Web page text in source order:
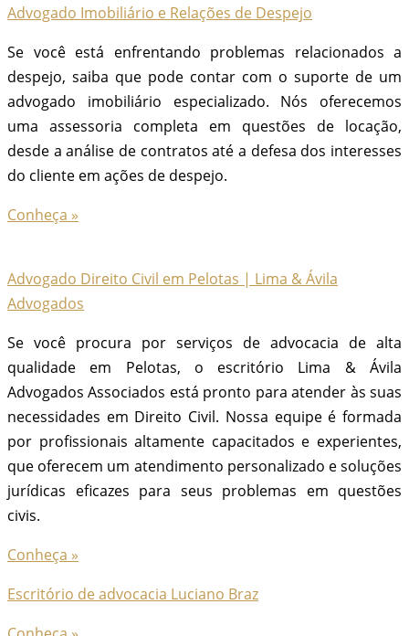
Advogado Imobiliário e Relações de Despejo
Se você está enfrentando problemas relacionados a
despejo, saiba que pode contar com o suporte de um
advogado imobiliário especializado. Nós oferecemos
uma assessoria completa em questões de locação,
desde a análise de contratos até a defesa dos interesses
do cliente em ações de despejo.
Conheça »
Advogado Direito Civil em Pelotas | Lima & Ávila
Advogados
Se você procura por serviços de advocacia de alta
qualidade em Pelotas, o escritório Lima & Ávila
Advogados Associados está pronto para atender às suas
necessidades em Direito Civil. Nossa equipe é formada
por profissionais altamente capacitados e experientes,
que oferecem um atendimento personalizado e soluções
jurídicas eficazes para seus problemas em questões
civis.
Conheça »
Escritório de advocacia Luciano Braz